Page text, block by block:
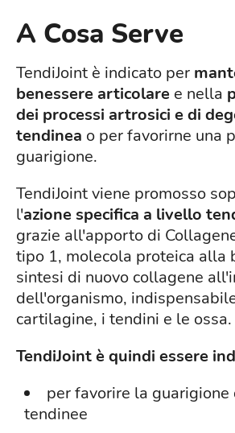
A Cosa Serve
TendiJoint è indicato per
benessere articolare e nella
dei processi artrosici e di
tendinea o per favorirne una
guarigione.
TendiJoint viene promosso
l'azione specifica a livello
grazie all'apporto di
tipo 1, molecola proteica alla
sintesi di nuovo collagene
dell'organismo,
cartilagine, i tendini e le ossa.
TendiJoint è quindi essere
per favorire la guarigione
tendinee